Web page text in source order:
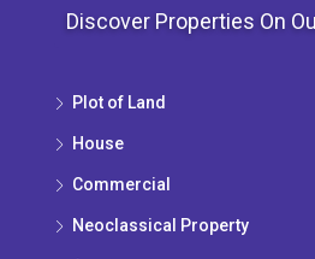
Discover Properties On
Plot of Land
House
Commercial
Neoclassical Property